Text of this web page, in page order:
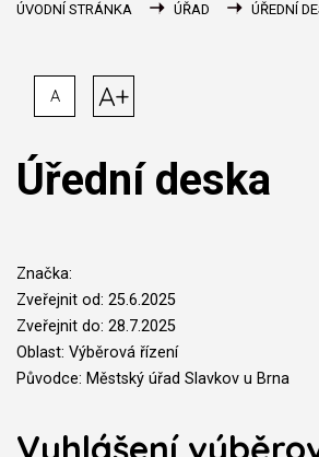
ÚVODNÍ STRÁNKA ÚŘAD ÚŘEDNÍ
A A+
Úřední deska
Značka:
Zveřejnit od: 25.6.2025
Zveřejnit do: 28.7.2025
Oblast: Výběrová řízení
Původce: Městský úřad Slavkov u Brna
Vyhlášení